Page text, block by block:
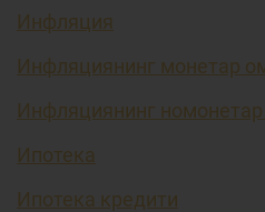
Инфляция
Инфляциянинг монетар
Инфляциянинг
Ипотека
Ипотека кредити